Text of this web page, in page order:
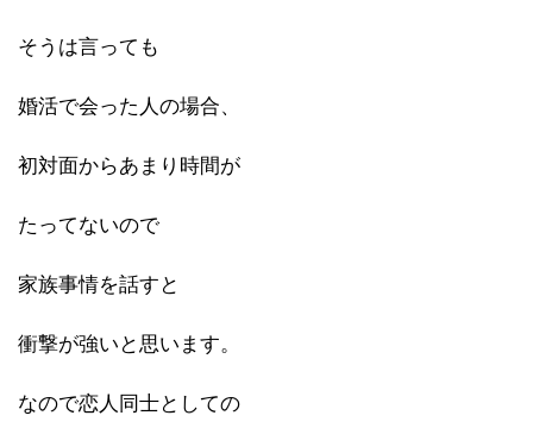
そうは言っても
婚活で会った人の場合、
初対面からあまり時間が
たってないので
家族事情を話すと
衝撃が強いと思います。
なので恋人同士としての